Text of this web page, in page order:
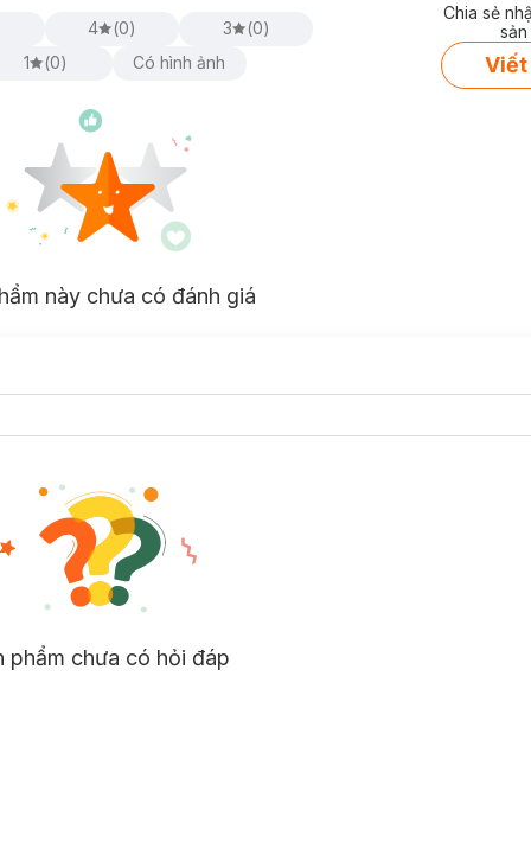
4 (0) 3 (0)
1
(0) Có hình ảnh
Chia sẻ
Viết
này chưa có đánh giá
phẩm chưa có hỏi đáp